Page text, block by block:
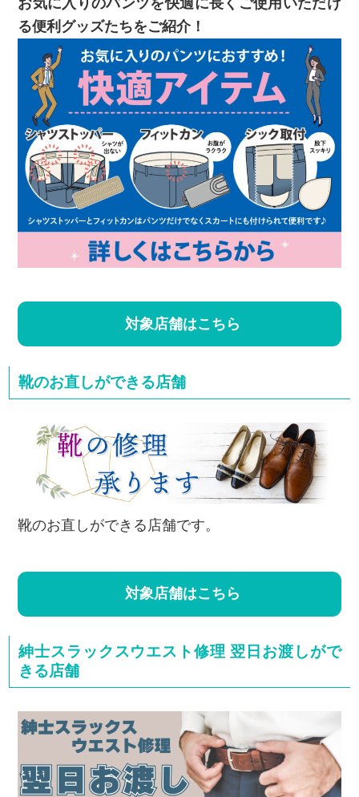
お気に入りのパンツを快適に長くご使用いただけ
る便利グッズたちをご紹介！
対象店舗はこちら
靴のお直しができる店舗
靴のお直しができる店舗です。
対象店舗はこちら
紳士スラックスウエスト修理 翌日お渡しがで
きる店舗